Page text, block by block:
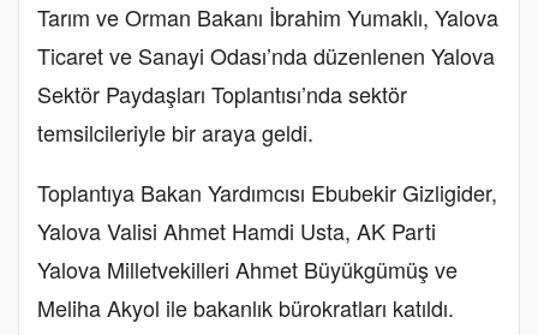
Tarım ve Orman Bakanı İbrahim Yumaklı, Yalova
Ticaret ve Sanayi Odası’nda düzenlenen Yalova
Sektör Paydaşları Toplantısı’nda sektör
temsilcileriyle bir araya geldi.
Toplantıya Bakan Yardımcısı Ebubekir Gizligider,
Yalova Valisi Ahmet Hamdi Usta, AK Parti
Yalova Milletvekilleri Ahmet Büyükgümüş ve
Meliha Akyol ile bakanlık bürokratları katıldı.